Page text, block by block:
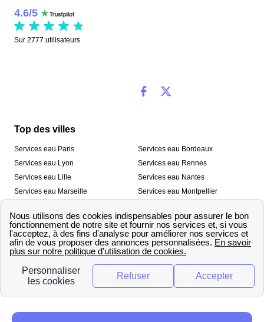
4.6/5
Sur 2777 utilisateurs
Top des villes
Services eau Paris
Services eau Lyon
Services eau Lille
Services eau Marseille
Services eau Toulon
Services eau Bordeaux
Services eau Rennes
Services eau Nantes
Services eau Montpellier
Services eau Strasbourg
Nos outils
🛁 Simulateur consommation eau
💧 Comparer les fournisseurs
d’eau